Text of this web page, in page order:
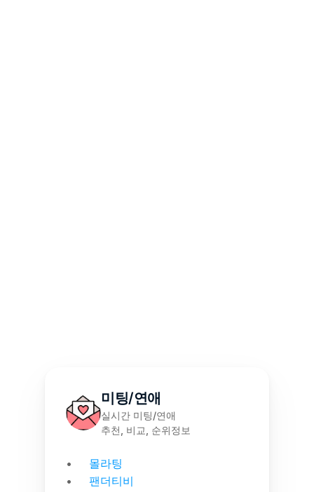
미팅/연애
실시간 미팅/연애
추천, 비교, 순위정보
몰라팅
팬더티비